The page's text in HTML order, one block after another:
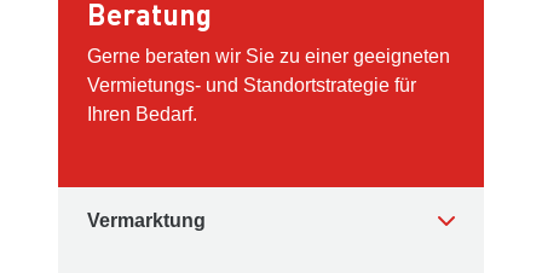
Beratung
Gerne beraten wir Sie zu einer geeigneten
Vermietungs- und Standortstrategie für
Ihren Bedarf.
Vermarktung